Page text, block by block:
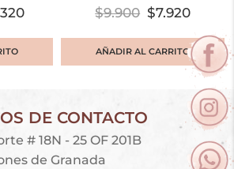
$9.900 $7.920
AÑADIR AL CARRITO
DE CONTACTO
# 18N - 25 OF 201B
de Granada